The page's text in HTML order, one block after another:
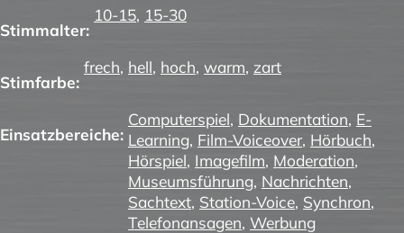
Stimmalter:
10-15, 15-30
Stimfarbe:
frech, hell, hoch, warm, zart
Einsatzbereiche:
Computerspiel, Dokumentation, E-
Learning, Film-Voiceover, Hörbuch,
Hörspiel, Imagefilm, Moderation,
Museumsführung, Nachrichten,
Sachtext, Station-Voice, Synchron,
Telefonansagen, Werbung